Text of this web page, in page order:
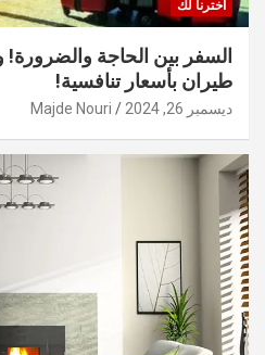
اخترنا لك
السفر بين الحاجة
طيران بأسعار تنافسية!
ديسمبر 26, 2024 Majde Nouri